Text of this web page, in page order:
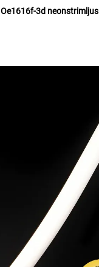
Oe1616f-3d neonstrimljus